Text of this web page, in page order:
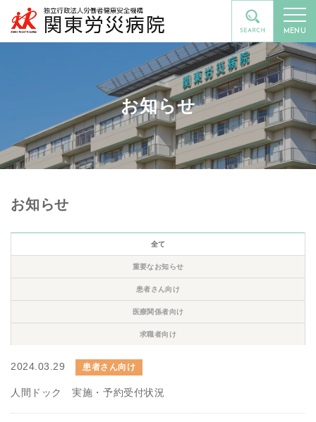
MENU
お知らせ
お知らせ
全て
重要なお知らせ
患者さん向け
医療関係者向け
求職者向け
2024.03.29 患者さん向け
人間ドック 実施・予約受付状況